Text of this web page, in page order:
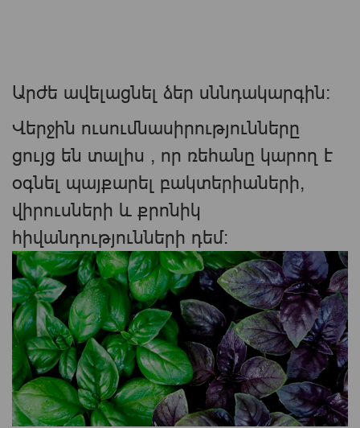
Արժե ավելացնել ձեր սննդակարգին:
Վերջին ուսումնասիրությունները
ցույց են տալիս , որ ռեհանը կարող է
օգնել պայքարել բակտերիաների,
վիրուսների և քրոնիկ
հիվանդությունների դեմ։